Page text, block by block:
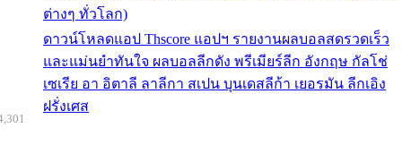
ต่างๆ ทั่วโลก)
ดาวน์โหลดแอป Thscore แอปฯ รายงานผลบอลสดรวดเร็ว
และแม่นยำทันใจ ผลบอลลีกดัง พรีเมียร์ลีก อังกฤษ กัลโช่
เซเรีย อา อิตาลี ลาลีกา สเปน บุนเดสลีก้า เยอรมัน ลีกเอิง
ฝรั่งเศส